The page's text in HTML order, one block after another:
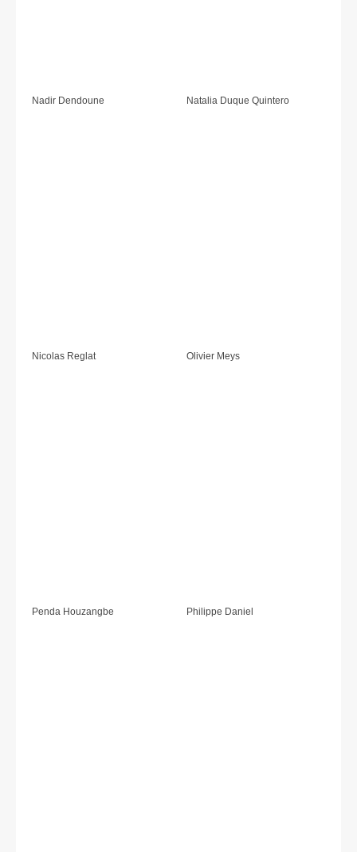
Nadir Dendoune Natalia Duque Quintero
Nicolas Reglat Olivier Meys
Penda Houzangbe Philippe Daniel